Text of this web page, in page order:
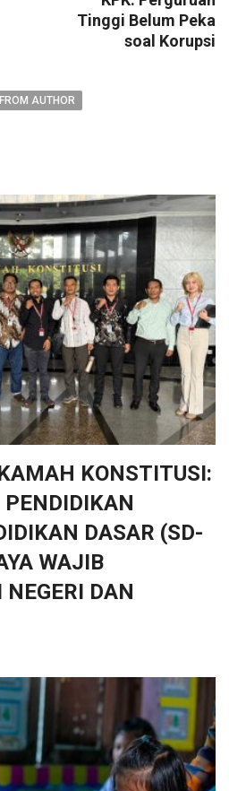
Tinggi Belum Peka
soal Korupsi
AUTHOR
KONSTITUSI:
DASAR (SD-
WAJIB
DAN